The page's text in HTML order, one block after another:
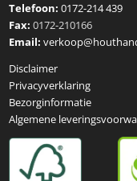
Telefoon:0172-214 439
Fax:0172-210166
Email:
Disclaimer
Privacyverklaring
Bezorginformatie
Algemene